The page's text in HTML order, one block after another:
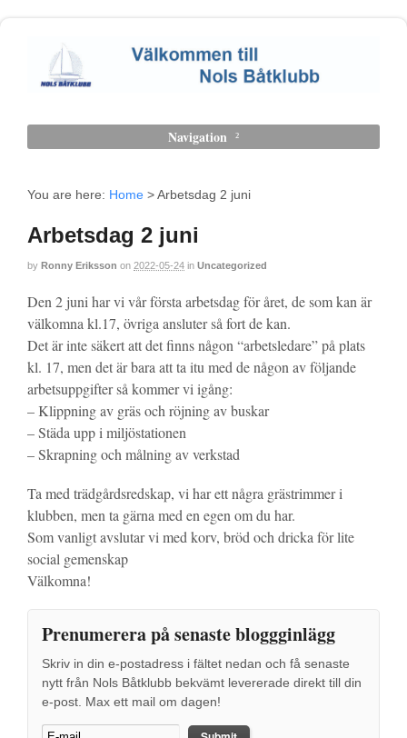
Navigation
You are here: Home >Arbetsdag 2 juni
Arbetsdag 2 juni
by Ronny Eriksson on 2022-05-24 in Uncategorized
Den 2 juni har vi vår första arbetsdag för året, de som kan är
välkomna kl.17, övriga ansluter så fort de kan.
Det är inte säkert att det finns någon “arbetsledare” på plats
kl. 17, men det är bara att ta itu med de någon av följande
arbetsuppgifter så kommer vi igång:
– Klippning av gräs och röjning av buskar
– Städa upp i miljöstationen
– Skrapning och målning av verkstad
Ta med trädgårdsredskap, vi har ett några grästrimmer i
klubben, men ta gärna med en egen om du har.
Som vanligt avslutar vi med korv, bröd och dricka för lite
social gemenskap
Välkomna!
Prenumerera på senaste bloggginlägg
Skriv in din e-postadress i fältet nedan och få senaste
nytt från Nols Båtklubb bekvämt levererade direkt till din
e-post. Max ett mail om dagen!